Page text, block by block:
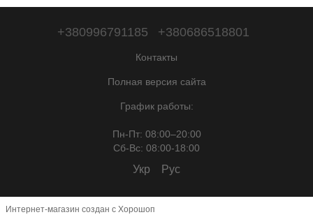
+380996791185 +380686518801
Контакты
Полная версия сайта
График работы:
Пн-Пт: 08:00–20:00
Сб-Вc: 08:00-18:00
Укр Рус
Интернет-магазин создан с Хорошоп